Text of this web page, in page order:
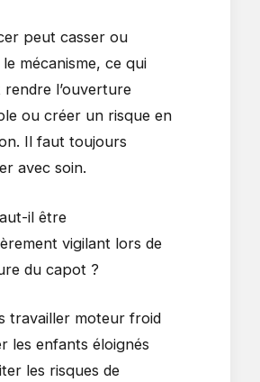
peut casser ou
mécanisme, ce qui
l’ouverture
ou créer un risque en
Il faut toujours
avec soin.
il être
vigilant lors de
du capot ?
travailler moteur froid
les enfants éloignés
les risques de